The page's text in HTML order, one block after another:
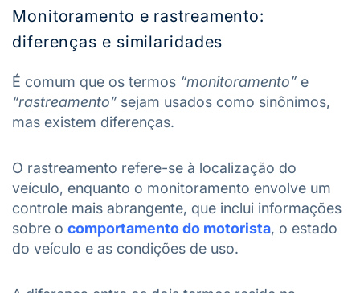
Monitoramento e rastreamento:
diferenças e similaridades
É comum que os termos “monitoramento” e
“rastreamento” sejam usados como sinônimos,
mas existem diferenças.
O rastreamento refere-se à localização do
veículo, enquanto o monitoramento envolve um
controle mais abrangente, que inclui informações
sobre o comportamento do motorista, o estado
do veículo e as condições de uso.